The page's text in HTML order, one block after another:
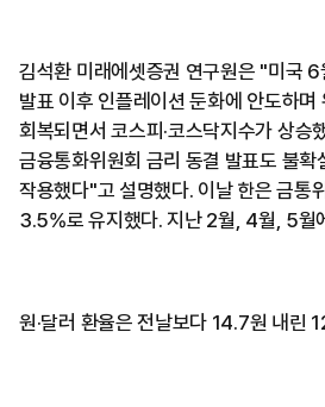
김석환 미래에셋증권 연구원은 "미국
발표 이후 인플레이션 둔화에 안도하며
회복되면서 코스피·코스닥지수가 상승
금융통화위원회 금리 동결 발표도 불확
작용했다"고 설명했다. 이날 한은 금통
3.5%로 유지했다. 지난 2월, 4월, 5월
원·달러 환율은 전날보다 14.7원 내린